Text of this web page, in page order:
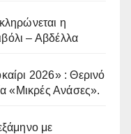
η
– Αβδέλλα
2026» : Θερινό
«Μικρές Ανάσες».
με